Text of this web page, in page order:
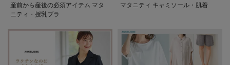
産前から産後の必須アイテム マタ
ニティ・授乳ブラ
マタニティ キャミソール・肌着